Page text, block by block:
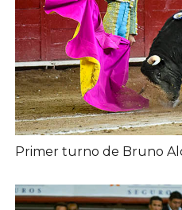
Primer turno de Bruno